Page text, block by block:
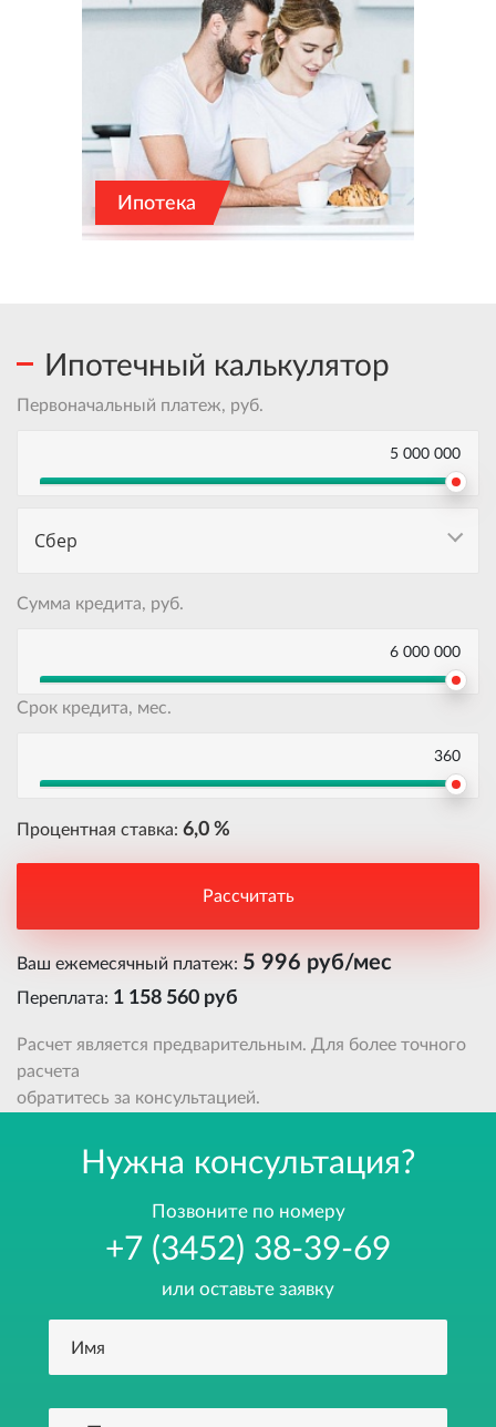
Ипотека
Ипотечный калькулятор
Первоначальный платеж, руб.
5 000 000
Сбер
Сумма кредита, руб.
6 000 000
Срок кредита, мес.
360
Процентная ставка: 6,0 %
Рассчитать
Ваш ежемесячный платеж: 5 996 руб/мес
Переплата: 1 158 560 руб
Расчет является предварительным. Для более точного
расчета
обратитесь за консультацией.
Нужна консультация?
Позвоните по номеру
+7 (3452) 38-39-69
или оставьте заявку